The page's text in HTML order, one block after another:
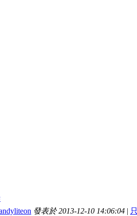
發表於 2013-12-10 14:06:04 |